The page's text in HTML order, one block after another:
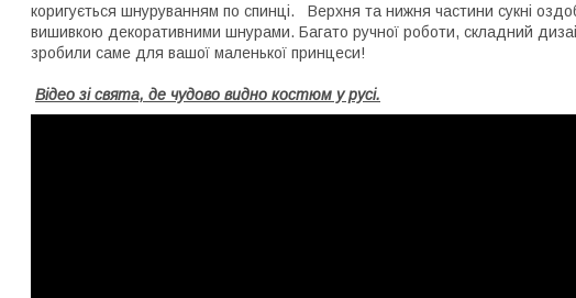
коригується шнуруванням по спинці. Верхня та нижня частини сукні
вишивкою декоративними шнурами. Багато ручної роботи, складний
зробили саме для вашої маленької принцеси!
Відео зі свята, де чудово видно костюм у русі.